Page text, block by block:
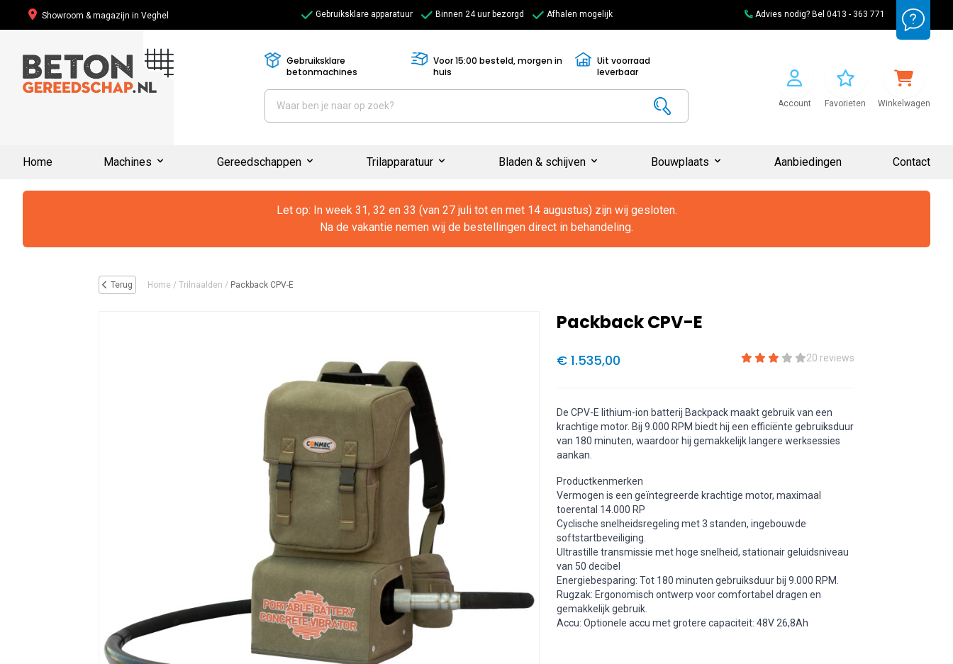
Showroom & magazijn in Veghel Gebruiksklare apparatuur Binnen 24 uur bezorgd Afhalen mogelijk Advies nodig? Bel 0413 - 363 771
Gebruiksklare
betonmachines
Voor 15:00 besteld, morgen in
huis
Uit voorraad
leverbaar
Account Favorieten Winkelwagen
Home Machines Gereedschappen Trilapparatuur Bladen & schijven Bouwplaats Aanbiedingen Contact
Let op: In week 31, 32 en 33 (van 27 juli tot en met 14 augustus) zijn wij gesloten.
Na de vakantie nemen wij de bestellingen direct in behandeling.
Terug Home/ Trilnaalden / Packback CPV-E
Packback CPV-E
€ 1.535,00 20 reviews
De CPV-E lithium-ion batterij Backpack maakt gebruik van een
krachtige motor. Bij 9.000 RPM biedt hij een efficiënte gebruiksduur
van 180 minuten, waardoor hij gemakkelijk langere werksessies
aankan.
Productkenmerken
Vermogen is een geïntegreerde krachtige motor, maximaal
toerental 14.000 RP
Cyclische snelheidsregeling met 3 standen, ingebouwde
softstartbeveiliging.
Ultrastille transmissie met hoge snelheid, stationair geluidsniveau
van 50 decibel
Energiebesparing: Tot 180 minuten gebruiksduur bij 9.000 RPM.
Rugzak: Ergonomisch ontwerp voor comfortabel dragen en
gemakkelijk gebruik.
Accu: Optionele accu met grotere capaciteit: 48V 26,8Ah